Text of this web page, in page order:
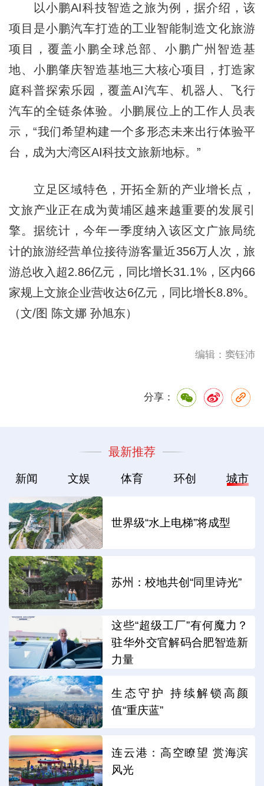
以小鹏AI科技智造之旅为例，据介绍，该
项目是小鹏汽车打造的工业智能制造文化旅游
项目，覆盖小鹏全球总部、小鹏广州智造基
地、小鹏肇庆智造基地三大核心项目，打造家
庭科普探索乐园，覆盖AI汽车、机器人、飞行
汽车的全链条体验。小鹏展位上的工作人员表
示，“我们希望构建一个多形态未来出行体验平
台，成为大湾区AI科技文旅新地标。”
立足区域特色，开拓全新的产业增长点，
文旅产业正在成为黄埔区越来越重要的发展引
擎。据统计，今年一季度纳入该区文广旅局统
计的旅游经营单位接待游客量近356万人次，旅
游总收入超2.86亿元，同比增长31.1%，区内66
家规上文旅企业营收达6亿元，同比增长8.8%。
（文/图 陈文娜 孙旭东）
编辑：窦钰沛
分享：
最新推荐
新闻 文娱 体育 环创 城市
世界级“水上电梯”将成型
苏州：校地共创“同里诗光”
这些“超级工厂”有何魔力？
驻华外交官解码合肥智造新
力量
生态守护 持续解锁高颜
值“重庆蓝”
连云港：高空瞭望 赏海滨
风光